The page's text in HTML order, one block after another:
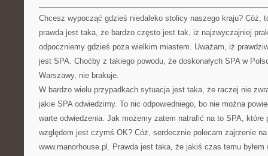
Chcesz wypocząć gdzieś niedaleko stolicy naszego kraju? Cóż,
prawda jest taka, że bardzo często jest tak, iż najzwyczajniej
odpoczniemy gdzieś poza wielkim miastem. Uważam, iż
jest SPA. Choćby z takiego powodu, że doskonałych SPA w
Warszawy, nie brakuje.
W bardzo wielu przypadkach sytuacja jest taka, że raczej nie
jakie SPA odwiedzimy. To nic odpowiedniego, bo nie można
warte odwiedzenia. Jak możemy zatem natrafić na to SPA, które
względem jest czymś OK? Cóż, serdecznie polecam zajrzenie
www.manorhouse.pl. Prawda jest taka, że jakiś czas temu